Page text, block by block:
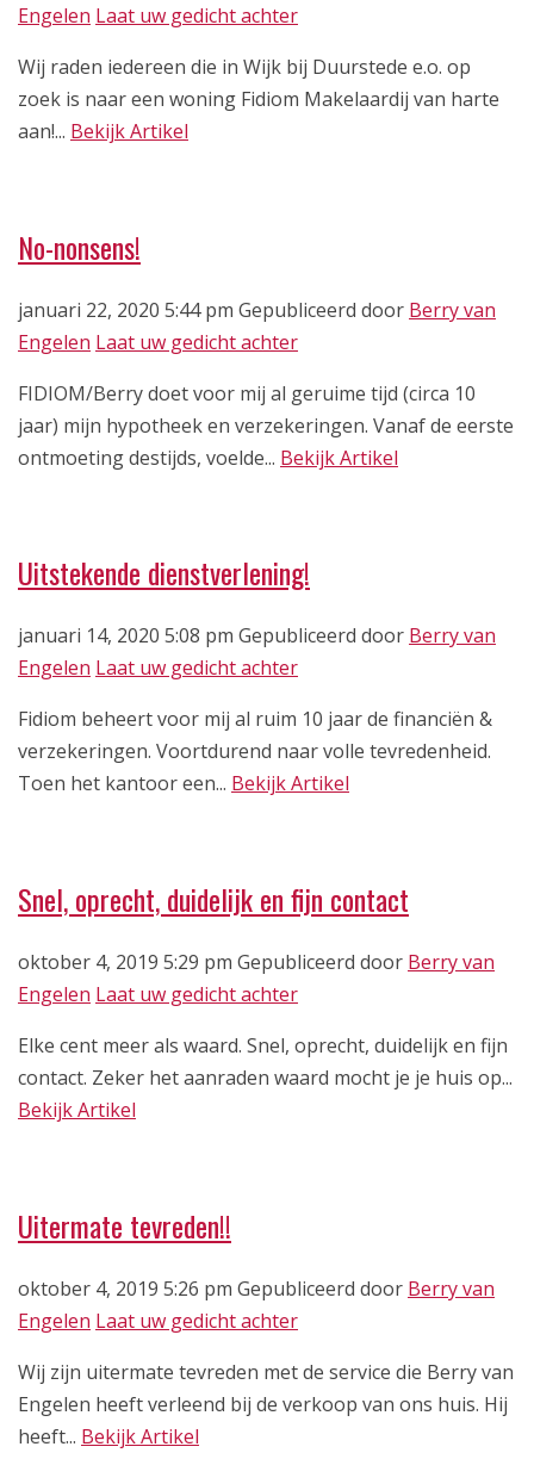
Engelen Laat uw gedicht achter
Wij raden iedereen die in Wijk bij Duurstede e.o. op
zoek is naar een woning Fidiom Makelaardij van harte
aan!... Bekijk Artikel
No-nonsens!
januari 22, 2020 5:44 pm Gepubliceerd door Berry van
Engelen Laat uw gedicht achter
FIDIOM/Berry doet voor mij al geruime tijd (circa 10
jaar) mijn hypotheek en verzekeringen. Vanaf de eerste
ontmoeting destijds, voelde... Bekijk Artikel
Uitstekende dienstverlening!
januari 14, 2020 5:08 pm Gepubliceerd door Berry van
Engelen Laat uw gedicht achter
Fidiom beheert voor mij al ruim 10 jaar de financiën &
verzekeringen. Voortdurend naar volle tevredenheid.
Toen het kantoor een... Bekijk Artikel
Snel, oprecht, duidelijk en fijn contact
oktober 4, 2019 5:29 pm Gepubliceerd door Berry van
Engelen Laat uw gedicht achter
Elke cent meer als waard. Snel, oprecht, duidelijk en fijn
contact. Zeker het aanraden waard mocht je je huis op...
Bekijk Artikel
Uitermate tevreden!!
oktober 4, 2019 5:26 pm Gepubliceerd door Berry van
Engelen Laat uw gedicht achter
Wij zijn uitermate tevreden met de service die Berry van
Engelen heeft verleend bij de verkoop van ons huis. Hij
heeft... Bekijk Artikel